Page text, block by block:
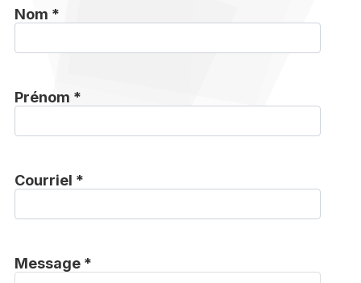
Nom *
Prénom *
Courriel *
Message *